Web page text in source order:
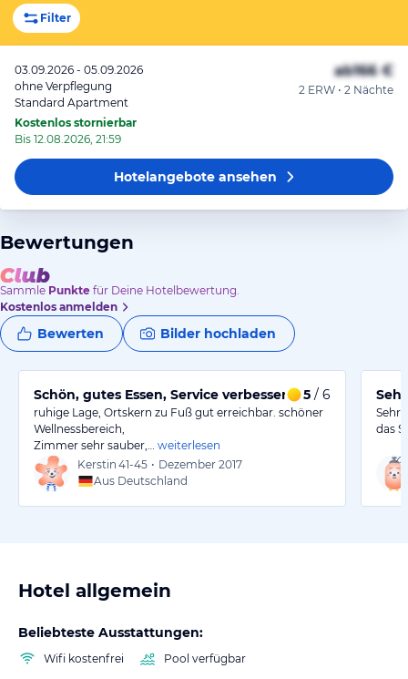
Filter
03.09.2026 - 05.09.2026
ohne Verpflegung
Standard Apartment
Kostenlos stornierbar
Bis 12.08.2026, 21:59
ab166 €
2 ERW • 2 Nächte
Hotelangeboteansehen
Bewertungen
Sammle Punkte für Deine Hotelbewertung.
Kostenlos anmelden
Bewerten Bilder hochladen
Schön, gutes Essen, Service verbesserungswürdig
5 / 6
ruhige Lage, Ortskern zu Fuß gut erreichbar. schöner
Wellnessbereich,
Zimmer sehr sauber,…
weiterlesen
Kerstin 41-45 • Dezember 2017
Aus Deutschland
Sehr
das
Hotel allgemein
Beliebteste Ausstattungen:
Wifi kostenfrei Pool verfügbar